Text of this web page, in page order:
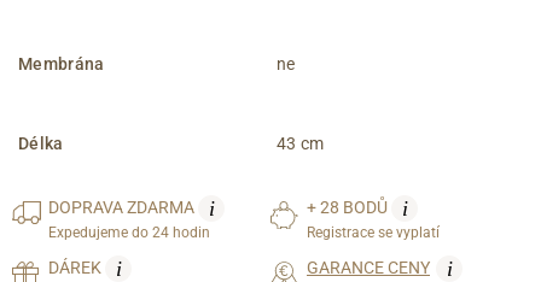
Membrána ne
Délka 43 cm
DOPRAVAZDARMA i
Expedujeme do 24 hodin
+ 28 BODŮ i
Registrace se vyplatí
DÁREK i GARANCE CENY i